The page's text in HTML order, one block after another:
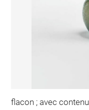
flacon ; avec contenu